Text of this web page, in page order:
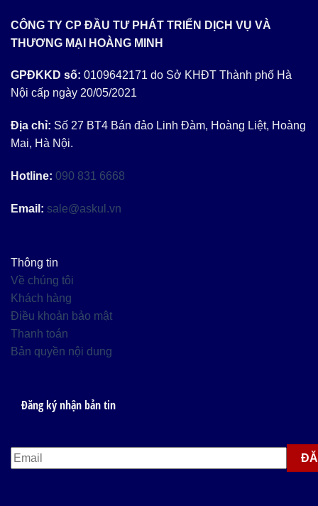
CÔNG TY CP ĐẦU TƯ PHÁT TRIỂN DỊCH VỤ VÀ
THƯƠNG MẠI HOÀNG MINH
GPĐKKD số: 0109642171 do Sở KHĐT Thành phố Hà
Nội cấp ngày 20/05/2021
Địa chỉ: Số 27 BT4 Bán đảo Linh Đàm, Hoàng Liệt, Hoàng
Mai, Hà Nội.
Hotline: 090 831 6668
Email: sale@askul.vn
Thông tin
Về chúng tôi
Khách hàng
Điều khoản bảo mật
Thanh toán
Bản quyền nội dung
Đăng ký nhận bản tin